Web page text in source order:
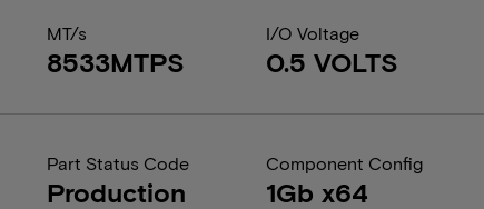
MT/s
8533MTPS
I/O Voltage
0.5 VOLTS
Part Status Code
Production
Component Config
1Gb x64